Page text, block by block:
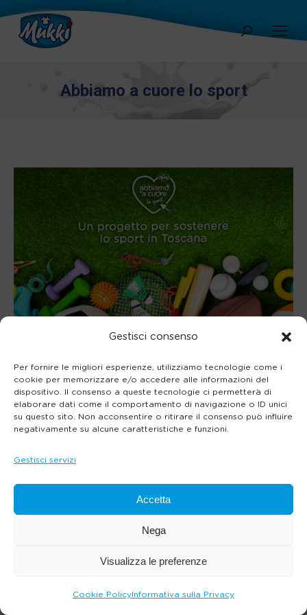
Gestisci consenso
Per fornire le migliori esperienze, utilizziamo tecnologie come i
cookie per memorizzare e/o accedere alle informazioni del
dispositivo. Il consenso a queste tecnologie ci permetterà di
elaborare dati come il comportamento di navigazione o ID unici
su questo sito. Non acconsentire o ritirare il consenso può influire
negativamente su alcune caratteristiche e funzioni.
Gestisci servizi
Accetta
Nega
Visualizza le preferenze
Cookie PolicyInformativa sulla Privacy
Cerca:
Abbiamo a cuore lo sport